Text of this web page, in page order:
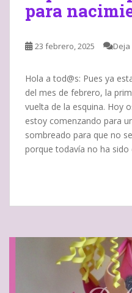
para
23 febrero, 2025
Hola a tod@s: Pues ya
del mes de febrero, la
vuelta de la esquina. Hoy
estoy comenzando para
sombreado para que no
porque todavía no ha